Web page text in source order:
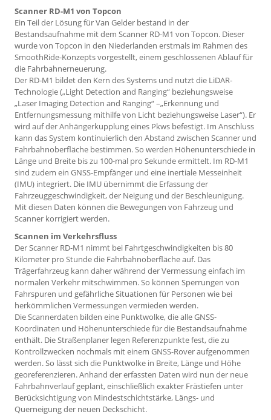
Scanner RD-M1 von Topcon
Ein Teil der Lösung für Van Gelder bestand in der
Bestandsaufnahme mit dem Scanner RD-M1 von Topcon. Dieser
wurde von Topcon in den Niederlanden erstmals im Rahmen des
Smooth­Ride-Konzepts vorgestellt, einem geschlossenen Ablauf für
die Fahrbahnerneuerung.
Der RD-M1 bildet den Kern des Systems und nutzt die LiDAR-
Technologie („Light Detection and Ranging“ beziehungsweise
„Laser Imaging Detection and Ranging“ –„Erkennung und
Entfernungsmessung mithilfe von Licht beziehungsweise Laser“). Er
wird auf der Anhängerkupplung eines Pkws befestigt. Im Anschluss
kann das System kontinuierlich den Abstand zwischen Scanner und
Fahrbahn­oberfläche bestimmen. So werden Höhenunterschiede in
Länge und Breite bis zu 100-mal pro Sekunde ermittelt. Im RD-M1
sind zudem ein GNSS-Empfänger und eine inertiale Messeinheit
(IMU) integriert. Die IMU übernimmt die Erfassung der
Fahrzeuggeschwindigkeit, der Neigung und der Beschleunigung.
Mit diesen Daten können die Bewegungen von Fahrzeug und
Scanner korrigiert werden.
Scannen im Verkehrsfluss
Der Scanner RD-M1 nimmt bei Fahrtgeschwindigkeiten bis 80
Kilometer pro Stunde die Fahrbahnoberfläche auf. Das
Trägerfahrzeug kann daher während der Vermessung einfach im
normalen Verkehr mitschwimmen. So können Sperrungen von
Fahrspuren und gefährliche Situa­tionen für Personen wie bei
herkömmlichen Vermessungen vermieden werden.
Die Scannerdaten bilden eine Punktwolke, die alle GNSS-
Koordinaten und Höhenunterschiede für die Bestandsaufnahme
enthält. Die Straßenplaner legen Referenzpunkte fest, die zu
Kontroll­zwecken nochmals mit einem GNSS-Rover aufgenommen
werden. So lässt sich die Punktwolke in Breite, Länge und Höhe
georeferenzieren. Anhand der erfassten Daten wird nun der neue
Fahrbahnverlauf geplant, einschließlich exakter Frästiefen unter
Berücksichtigung von Mindestschichtstärke, Längs- und
Querneigung der neuen Deckschicht.